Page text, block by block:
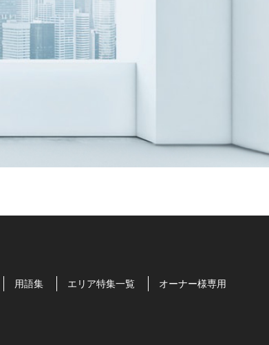
用語集 エリア特集一覧
オーナー様専用